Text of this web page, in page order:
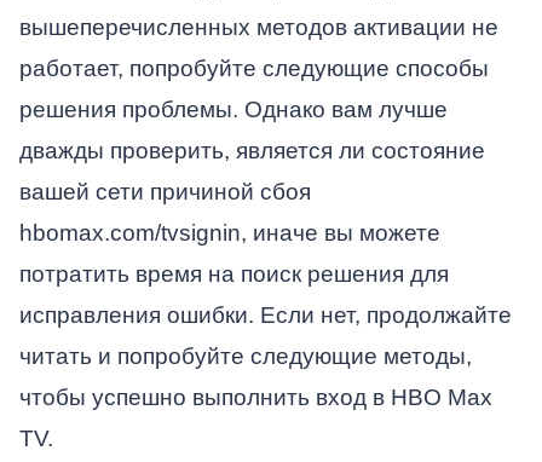
вышеперечисленных методов активации не
работает, попробуйте следующие способы
решения проблемы. Однако вам лучше
дважды проверить, является ли состояние
вашей сети причиной сбоя
hbomax.com/tvsignin, иначе вы можете
потратить время на поиск решения для
исправления ошибки. Если нет, продолжайте
читать и попробуйте следующие методы,
чтобы успешно выполнить вход в HBO Max
TV.